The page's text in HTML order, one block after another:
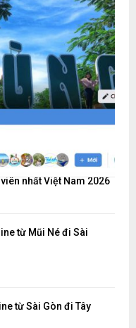
nhất Việt Nam 2026
từ Mũi Né đi Sài
từ Sài Gòn đi Tây